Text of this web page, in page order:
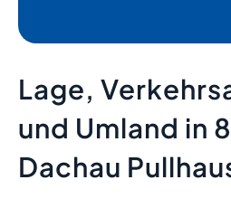
Lage,
und Umland in
Dachau